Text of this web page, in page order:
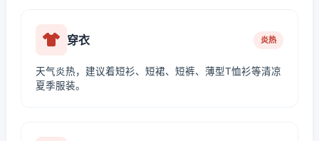
穿衣 炎热
天气炎热，建议着短衫、短裙、短裤、薄型T恤衫等清凉
夏季服装。